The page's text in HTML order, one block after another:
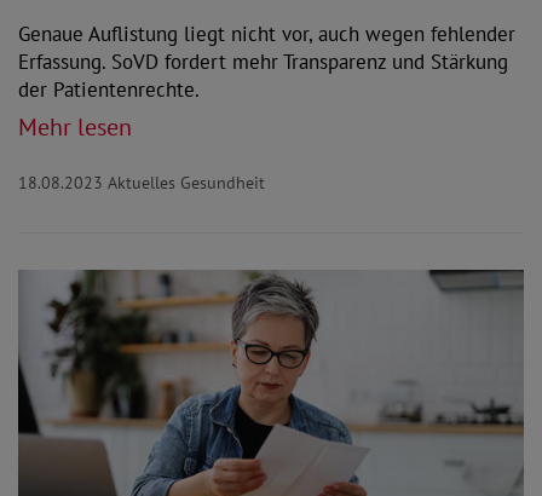
Genaue Auflistung liegt nicht vor, auch wegen fehlender
Erfassung. SoVD fordert mehr Transparenz und Stärkung
der Patientenrechte.
Mehr lesen
18.08.2023 Aktuelles Gesundheit